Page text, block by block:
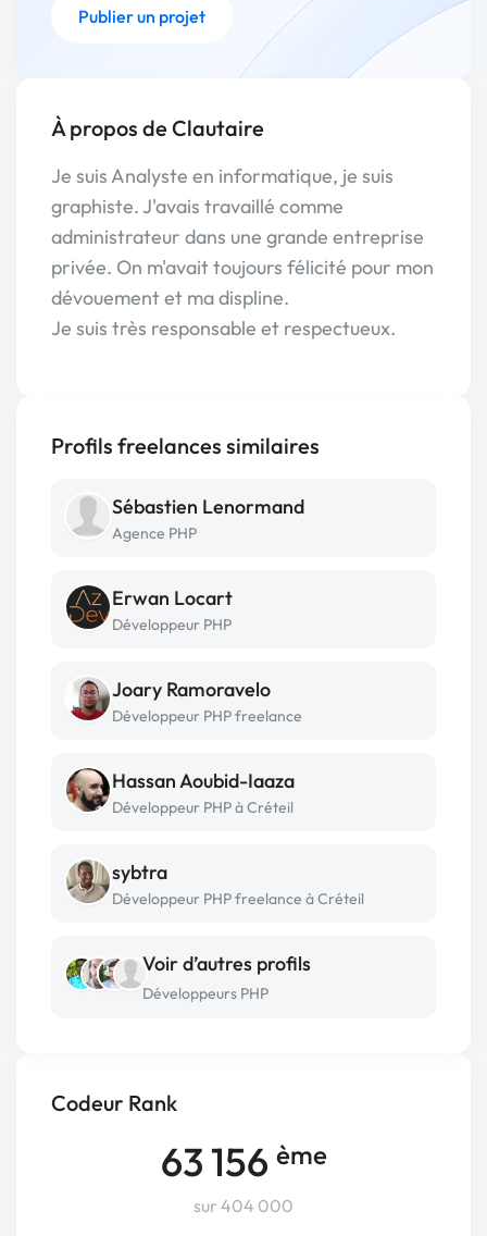
Codeur Rank
63 156 ème
sur 404 000
Publier un projet
À propos de Clautaire
Je suis Analyste en informatique, je suis
graphiste. J'avais travaillé comme
administrateur dans une grande entreprise
privée. On m'avait toujours félicité pour mon
dévouement et ma displine.
Je suis très responsable et respectueux.
Profils freelances similaires
Sébastien Lenormand
Agence PHP
Erwan Locart
Développeur PHP
Joary Ramoravelo
Développeur PHP freelance
Hassan Aoubid-Iaaza
Développeur PHP à Créteil
sybtra
Développeur PHP freelance à Créteil
Voir d’autres profils
Développeurs PHP